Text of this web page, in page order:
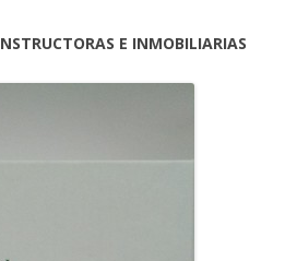
E INMOBILIARIAS